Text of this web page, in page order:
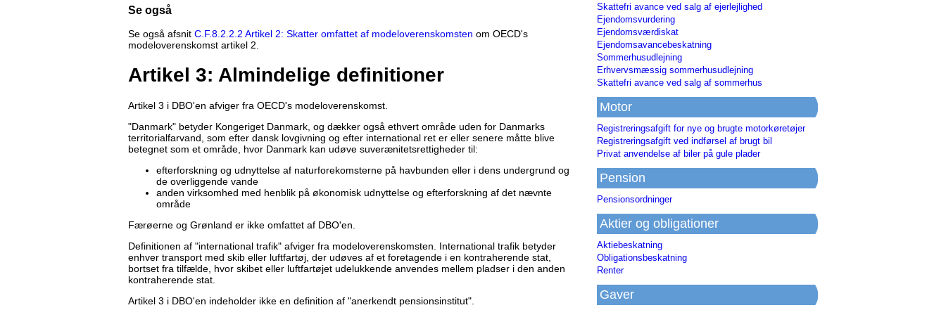
Se også
Se også afsnit C.F.8.2.2.2 Artikel 2: Skatter omfattet af modeloverenskomsten om OECD's
modeloverenskomst artikel 2.
Artikel 3: Almindelige definitioner
Artikel 3 i DBO'en afviger fra OECD's modeloverenskomst.
"Danmark" betyder Kongeriget Danmark, og dækker også ethvert område uden for Danmarks
territorialfarvand, som efter dansk lovgivning og efter international ret er eller senere måtte blive
betegnet som et område, hvor Danmark kan udøve suverænitetsrettigheder til:
efterforskning og udnyttelse af naturforekomsterne på havbunden eller i dens undergrund og
de overliggende vande
anden virksomhed med henblik på økonomisk udnyttelse og efterforskning af det nævnte
område
Færøerne og Grønland er ikke omfattet af DBO'en.
Definitionen af "international trafik" afviger fra modeloverenskomsten. International trafik betyder
enhver transport med skib eller luftfartøj, der udøves af et foretagende i en kontraherende stat,
bortset fra tilfælde, hvor skibet eller luftfartøjet udelukkende anvendes mellem pladser i den anden
kontraherende stat.
Artikel 3 i DBO'en indeholder ikke en definition af "anerkendt pensionsinstitut".
Skattefri avance ved salg af ejerlejlighed
Ejendomsvurdering
Ejendomsværdiskat
Ejendomsavancebeskatning
Sommerhusudlejning
Erhvervsmæssig sommerhusudlejning
Skattefri avance ved salg af sommerhus
Motor
Registreringsafgift for nye og brugte motorkøretøjer
Registreringsafgift ved indførsel af brugt bil
Privat anvendelse af biler på gule plader
Pension
Pensionsordninger
Aktier og obligationer
Aktiebeskatning
Obligationsbeskatning
Renter
Gaver